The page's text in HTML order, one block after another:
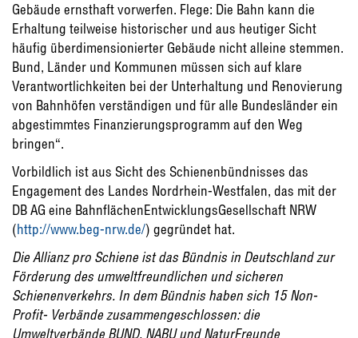
Gebäude ernsthaft vorwerfen. Flege: Die Bahn kann die
Erhaltung teilweise historischer und aus heutiger Sicht
häufig überdimensionierter Gebäude nicht alleine stemmen.
Bund, Länder und Kommunen müssen sich auf klare
Verantwortlichkeiten bei der Unterhaltung und Renovierung
von Bahnhöfen verständigen und für alle Bundesländer ein
abgestimmtes Finanzierungsprogramm auf den Weg
bringen“.
Vorbildlich ist aus Sicht des Schienenbündnisses das
Engagement des Landes Nordrhein-Westfalen, das mit der
DB AG eine BahnflächenEntwicklungsGesellschaft NRW
(http://www.beg-nrw.de/) gegründet hat.
Die Allianz pro Schiene ist das Bündnis in Deutschland zur
Förderung des umweltfreundlichen und sicheren
Schienenverkehrs. In dem Bündnis haben sich 15 Non-
Profit- Verbände zusammengeschlossen: die
Umweltverbände BUND, NABU und NaturFreunde